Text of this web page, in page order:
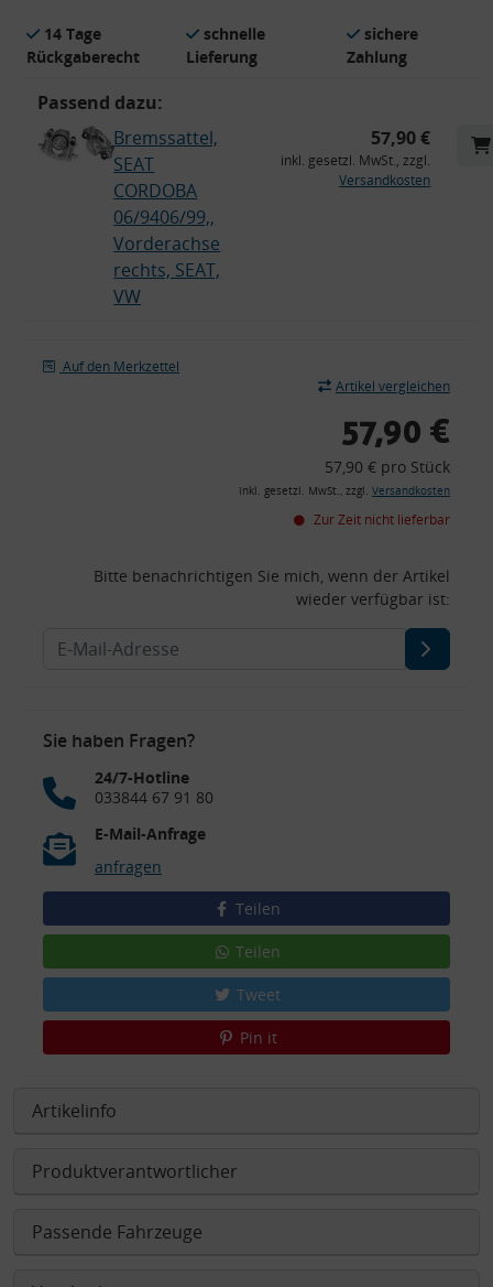
14 Tage
Rückgaberecht
schnelle
Lieferung
sichere
Zahlung
Passend dazu:
Bremssattel,
SEAT
CORDOBA
06/9406/99,,
Vorderachse
rechts, SEAT,
VW
57,90 €
inkl. gesetzl. MwSt., zzgl.
Versandkosten
Auf den Merkzettel
Artikel vergleichen
57,90 €
57,90 € pro Stück
inkl. gesetzl. MwSt., zzgl. Versandkosten
Zur Zeit nicht lieferbar
Bitte benachrichtigen Sie mich, wenn der Artikel
wieder verfügbar ist:
Sie haben Fragen?
24/7-Hotline
033844 67 91 80
E-Mail-Anfrage
anfragen
Teilen
Teilen
Tweet
Pin it
Artikelinfo
Produktverantwortlicher
Passende Fahrzeuge